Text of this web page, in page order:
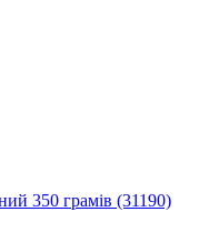
350 грамів (31190)